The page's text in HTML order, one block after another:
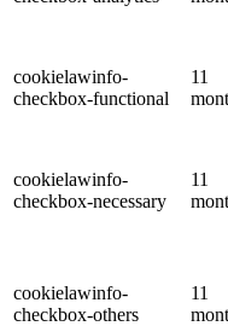
cookielawinfo-
checkbox-functional
11
cookielawinfo-
checkbox-necessary
11
cookielawinfo-
checkbox-others
11